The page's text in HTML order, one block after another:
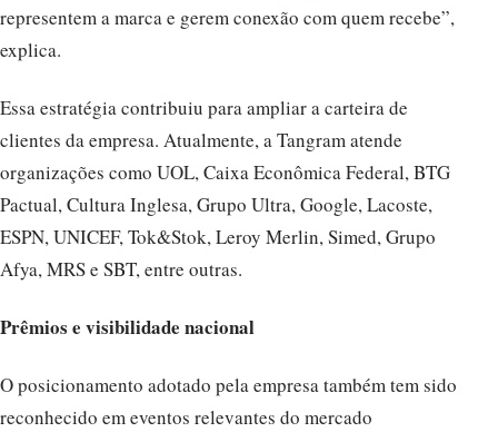
representem a marca e gerem conexão com quem recebe”,
explica.
Essa estratégia contribuiu para ampliar a carteira de
clientes da empresa. Atualmente, a Tangram atende
organizações como UOL, Caixa Econômica Federal, BTG
Pactual, Cultura Inglesa, Grupo Ultra, Google, Lacoste,
ESPN, UNICEF, Tok&Stok, Leroy Merlin, Simed, Grupo
Afya, MRS e SBT, entre outras.
Prêmios e visibilidade nacional
O posicionamento adotado pela empresa também tem sido
reconhecido em eventos relevantes do mercado